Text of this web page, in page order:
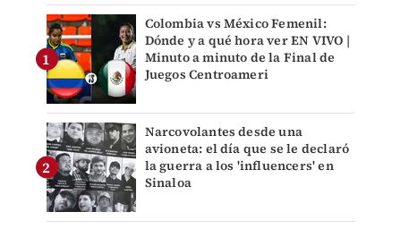
Colombia vs México Femenil:
Dónde y a qué hora ver EN VIVO |
Minuto a minuto de la Final de
Juegos Centroameri
Narcovolantes desde una
avioneta: el día que se le declaró
la guerra a los 'influencers' en
Sinaloa